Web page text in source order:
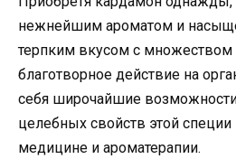
нежнейшим ароматом и
терпким вкусом с множеством
благотворное действие на
себя широчайшие
целебных свойств этой специи
медицине и ароматерапии.